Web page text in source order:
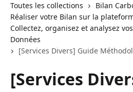
Toutes les collections
Bilan
Réaliser votre Bilan sur la
Collectez, organisez et analysez
Données
[Services Divers] Guide
[Services